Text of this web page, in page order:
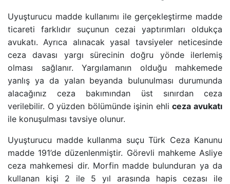
HAKARET SUÇU
İZALE-I ŞUYU DAVASI
TAŞINMAZ SATIŞ VAADI SÖZLEŞMESI
ECRIMISIL DAVASI
KASTEN YARALAMA SUÇU
UYUŞTURUCU TICARETI DAVASI
Uyuşturucu madde kullanımı ile gerçekleştirme madde
ticareti farklıdır suçunun cezai yaptırımları oldukça
avukatı. Ayrıca alınacak yasal tavsiyeler neticesinde
ceza davası yargı sürecinin doğru yönde ilerlemiş
olması sağlanır. Yargılamanın olduğu mahkemede
yanlış ya da yalan beyanda bulunulması durumunda
alacağınız ceza bakımından üst sınırdan ceza
verilebilir. O yüzden bölümünde işinin ehliceza avukatı
ile konuşulması tavsiye olunur.
Uyuşturucu madde kullanma suçu Türk Ceza Kanunu
madde 191’de düzenlenmiştir. Görevli mahkeme Asliye
ceza mahkemesi dir. Morfin madde bulunduran ya da
kullanan kişi 2 ile 5 yıl arasında hapis cezası ile